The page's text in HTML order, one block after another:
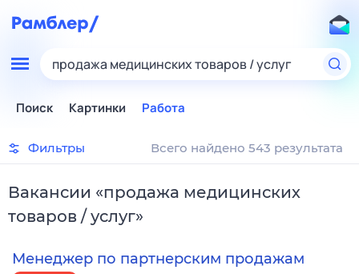
продажа медицинских товаров / услуг
Поиск Картинки Работа
Фильтры Всего найдено 543 результата
Вакансии «продажа медицинских
товаров / услуг»
Менеджер по партнерским продажам